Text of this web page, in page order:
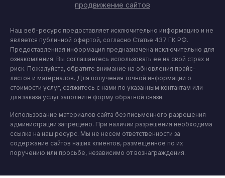
продвижение сайтов
Наш веб-ресурс предоставляет исключительно информацию и не
является публичной офертой, согласно Статье 437 ГК РФ.
Предоставленная информация предназначена исключительно для
ознакомления. Вы соглашаетесь использовать ее на свой страх и
риск. Пожалуйста, обратите внимание на обновления прайс-
листов и материалов. Для получения точной информации о
стоимости услуг, свяжитесь с нами по указанным контактам или
для заказа услуг заполните форму обратной связи.
Использование материалов сайта без письменного разрешения
администрации запрещено. При наличии разрешения необходима
ссылка на наш ресурс. Мы не несем ответственности за
содержание сайтов наших клиентов, размещенное по их
поручению или просьбе, независимо от вознаграждения.